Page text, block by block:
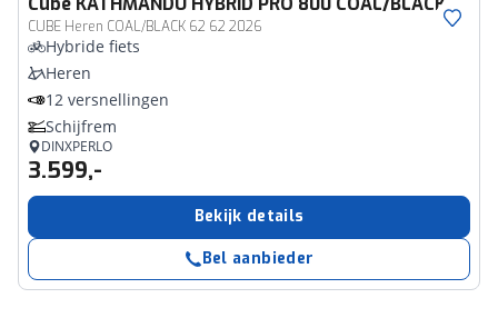
CUBE Heren COAL/BLACK 62 62 2026
Hybride fiets
Heren
12 versnellingen
Schijfrem
DINXPERLO
3.599,-
Bekijk details
Bel aanbieder